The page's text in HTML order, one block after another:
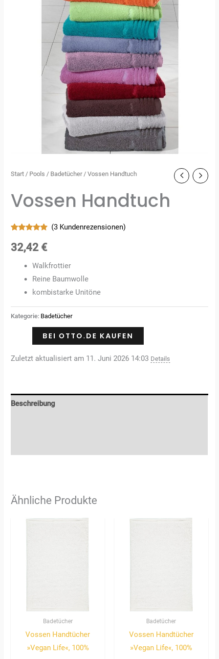
Start / Pools / Badetücher/ Vossen Handtuch
Vossen Handtuch
mit5.00
von 5,
(3 Kundenrezensionen)
32,42 €
Walkfrottier
Reine Baumwolle
kombistarke Unitöne
Kategorie: Badetücher
BEI OTTO.DE KAUFEN
Zuletzt aktualisiert am 11. Juni 2026 14:03 Details
Beschreibung
Ähnliche Produkte
Badetücher
Vossen Handtücher
»Vegan Life«, 100%
Badetücher
Vossen Handtücher
»Vegan Life«, 100%